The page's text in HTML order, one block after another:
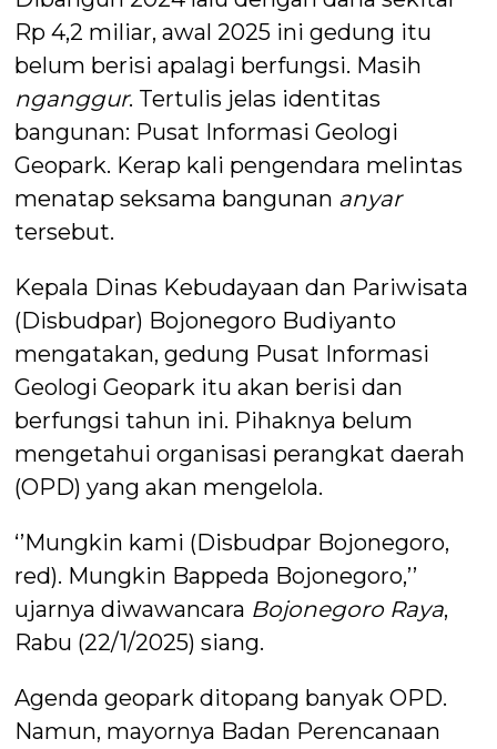
Rp 4,2 miliar, awal 2025 ini gedung itu
belum berisi apalagi berfungsi. Masih
nganggur. Tertulis jelas identitas
bangunan: Pusat Informasi Geologi
Geopark. Kerap kali pengendara melintas
menatap seksama bangunan anyar
tersebut.
Kepala Dinas Kebudayaan dan Pariwisata
(Disbudpar) Bojonegoro Budiyanto
mengatakan, gedung Pusat Informasi
Geologi Geopark itu akan berisi dan
berfungsi tahun ini. Pihaknya belum
mengetahui organisasi perangkat daerah
(OPD) yang akan mengelola.
‘’Mungkin kami (Disbudpar Bojonegoro,
red). Mungkin Bappeda Bojonegoro,’’
ujarnya diwawancara Bojonegoro Raya,
Rabu (22/1/2025) siang.
Agenda geopark ditopang banyak OPD.
Namun, mayornya Badan Perencanaan